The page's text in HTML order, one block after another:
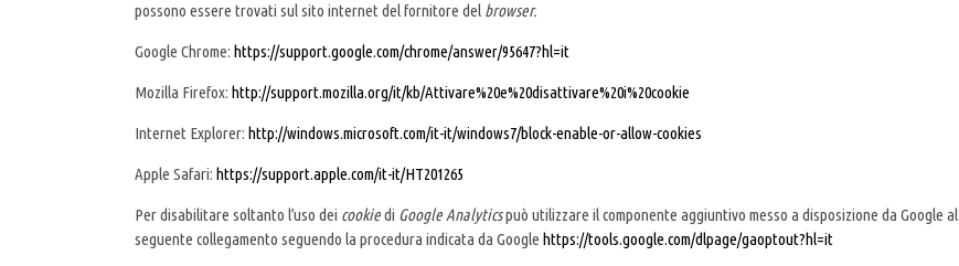
possono essere trovati sul sito internet del fornitore del browser.
Google Chrome: https://support.google.com/chrome/answer/95647?hl=it
Mozilla Firefox: http://support.mozilla.org/it/kb/Attivare%20e%20disattivare%20i%20cookie
Internet Explorer: http://windows.microsoft.com/it-it/windows7/block-enable-or-allow-cookies
Apple Safari: https://support.apple.com/it-it/HT201265
Per disabilitare soltanto l’uso dei cookiedi Google Analyticspuò utilizzare il componente aggiuntivo messo a disposizione da Google al
seguente collegamento seguendo la procedura indicata da Google https://tools.google.com/dlpage/gaoptout?hl=it